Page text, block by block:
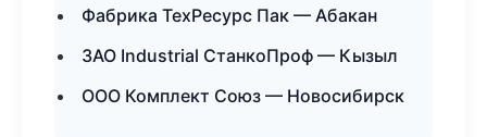
Фабрика ТехРесурс Пак — Абакан
ЗАО Industrial СтанкоПроф — Кызыл
ООО Комплект Союз — Новосибирск